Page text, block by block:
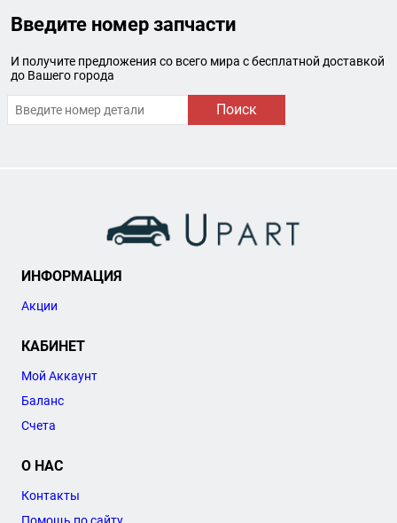
Введите номер запчасти
И получите предложения со всего мира с бесплатной доставкой
до Вашего города
Поиск
ИНФОРМАЦИЯ
Акции
КАБИНЕТ
Мой Аккаунт
Баланс
Счета
О НАС
Контакты